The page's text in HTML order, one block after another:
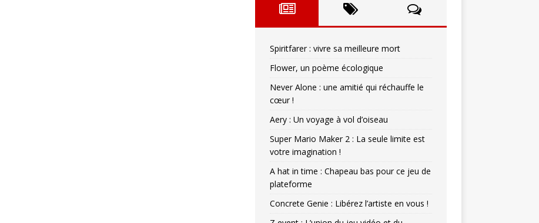
Spiritfarer : vivre sa meilleure mort
Flower, un poème écologique
Never Alone : une amitié qui réchauffe le
cœur !
Aery : Un voyage à vol d’oiseau
Super Mario Maker 2 : La seule limite est
votre imagination !
A hat in time : Chapeau bas pour ce jeu de
plateforme
Concrete Genie : Libérez l’artiste en vous !